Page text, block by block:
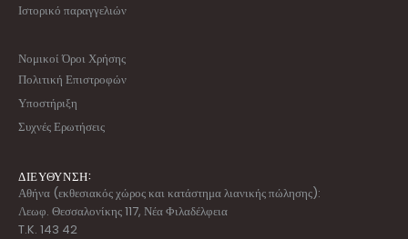
Ιστορικό παραγγελιών
Νομικοί Όροι Χρήσης
Πολιτική Επιστροφών
Υποστήριξη
Συχνές Ερωτήσεις
ΔΙΕΥΘΥΝΣΗ:
Αθήνα (εκθεσιακός χώρος και κατάστημα λιανικής πώλησης):
Λεωφ. Θεσσαλονίκης 117, Νέα Φιλαδέλφεια
T.K. 143 42